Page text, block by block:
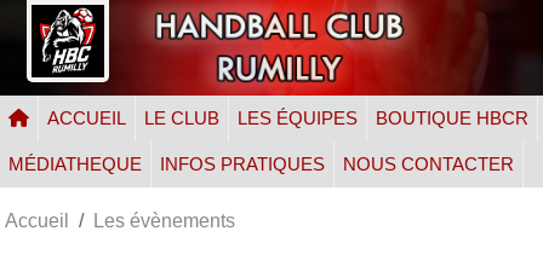
ACCUEIL LE CLUB LES ÉQUIPES BOUTIQUE HBCR
MÉDIATHEQUE INFOS PRATIQUES NOUS CONTACTER
Accueil Les évènements
Panneau de gestion des cookies